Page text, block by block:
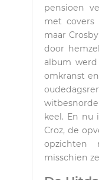
pensioen
met
maar
door
album
omkranst
keel. En nu
Croz, de
opzichten
misschien